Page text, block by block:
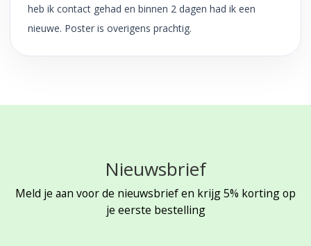
heb ik contact gehad en binnen 2 dagen had ik een
nieuwe. Poster is overigens prachtig.
Nieuwsbrief
Meld je aan voor de nieuwsbrief en krijg 5% korting op
je eerste bestelling